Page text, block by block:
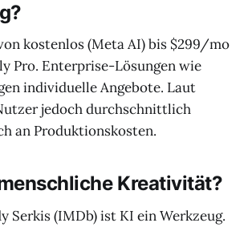
kostenlos (Meta AI) bis $299/mo
Pro. Enterprise-Lösungen wie
individuelle Angebote. Laut
jedoch durchschnittlich
an Produktionskosten.
Kreativität?
Serkis (IMDb) ist KI ein Werkzeug.